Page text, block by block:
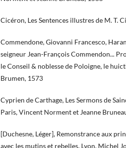
Cicéron, Les Sentences illustres de M. T.
Commendone, Giovanni Francesco,
seigneur Jean-François Commendon...
le Conseil & noblesse de Poloigne, le
Brumen, 1573
Cyprien de Carthage, Les Sermons de
Paris, Vincent Norment et Jeanne
[Duchesne, Léger], Remonstrance aux
avec les mutins et rebelles, Lyon, Michel